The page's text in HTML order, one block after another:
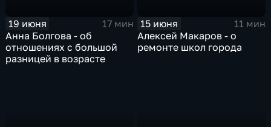
19 июня
17 мин
Анна Болгова - об
отношениях с большой
разницей в возрасте
15 июня
11 мин
Алексей Макаров - о
ремонте школ города